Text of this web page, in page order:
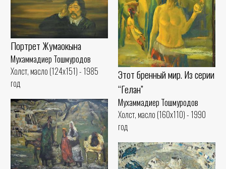
Этот бренный мир. Из серии
“Гелан”
Мухаммадиер Тошмуродов
Холст, масло (160x110) - 1990
год
Портрет Жумаокына
Мухаммадиер Тошмуродов
Холст, масло (124x151) - 1985
год